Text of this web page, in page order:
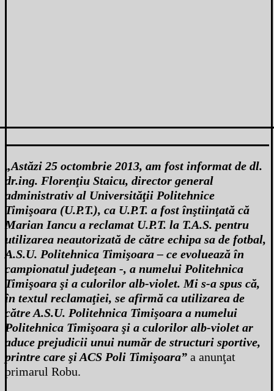
„Astăzi 25 octombrie 2013, am fost informat de dl.
dr.ing. Florenţiu Staicu, director general
administrativ al Universităţii Politehnice
Timişoara (U.P.T.), ca U.P.T. a fost înştiinţată că
Marian Iancu a reclamat U.P.T. la T.A.S. pentru
utilizarea neautorizată de către echipa sa de fotbal,
A.S.U. Politehnica Timişoara – ce evoluează în
campionatul judeţean -, a numelui Politehnica
Timişoara şi a culorilor alb-violet. Mi s-a spus că,
în textul reclamaţiei, se afirmă ca utilizarea de
către A.S.U. Politehnica Timişoara a numelui
Politehnica Timişoara şi a culorilor alb-violet ar
aduce prejudicii unui număr de structuri sportive,
printre care şi ACS Poli Timişoara” a anunţat
primarul Robu.